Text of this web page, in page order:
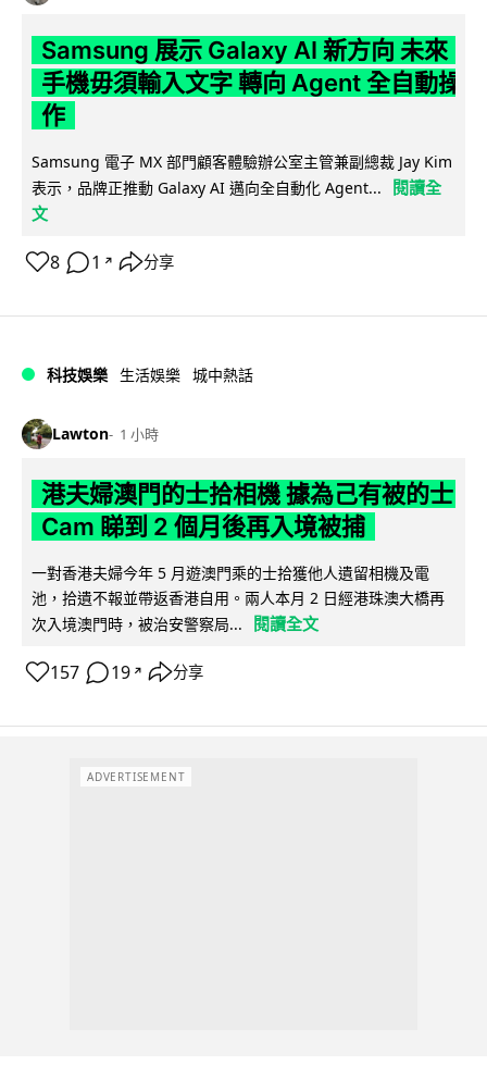
Samsung 展示 Galaxy AI 新方向 未來
手機毋須輸入文字 轉向 Agent 全自動操
作
Samsung 電子 MX 部門顧客體驗辦公室主管兼副總裁 Jay Kim
表示，品牌正推動 Galaxy AI 邁向全自動化 Agent...
閱讀全
文
8 1 ↗ 分享
科技娛樂 生活娛樂 城中熱話
Lawton 1 小時
港夫婦澳門的士拾相機 據為己有被的士
Cam 睇到 2 個月後再入境被捕
一對香港夫婦今年 5 月遊澳門乘的士拾獲他人遺留相機及電
池，拾遺不報並帶返香港自用。兩人本月 2 日經港珠澳大橋再
次入境澳門時，被治安警察局...
閱讀全文
157 19 ↗ 分享
ADVERTISEMENT